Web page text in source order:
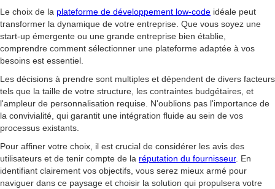
Le choix de la plateforme de développement low-code idéale peut
transformer la dynamique de votre entreprise. Que vous soyez une
start-up émergente ou une grande entreprise bien établie,
comprendre comment sélectionner une plateforme adaptée à vos
besoins est essentiel.
Les décisions à prendre sont multiples et dépendent de divers facteurs
tels que la taille de votre structure, les contraintes budgétaires, et
l'ampleur de personnalisation requise. N'oublions pas l'importance de
la convivialité, qui garantit une intégration fluide au sein de vos
processus existants.
Pour affiner votre choix, il est crucial de considérer les avis des
utilisateurs et de tenir compte de la réputation du fournisseur. En
identifiant clairement vos objectifs, vous serez mieux armé pour
naviguer dans ce paysage et choisir la solution qui propulsera votre